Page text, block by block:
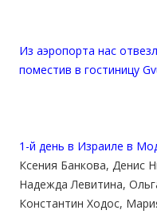
Из аэропорта нас
поместив в гостиницу
1-й день в Израиле в
Ксения Банкова, Денис
Надежда Левитина,
Константин Ходос,